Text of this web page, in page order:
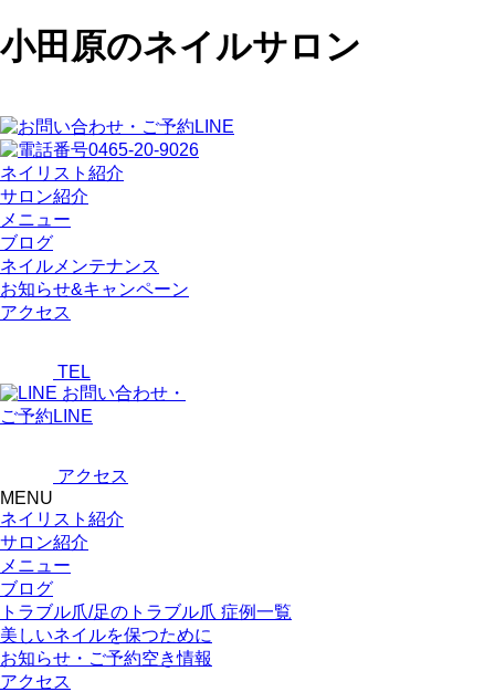
小田原のネイルサロン
ネイリスト紹介
サロン紹介
メニュー
ブログ
ネイルメンテナンス
お知らせ&キャンペーン
アクセス
TEL
お問い合わせ・
ご予約LINE
アクセス
MENU
ネイリスト紹介
サロン紹介
メニュー
ブログ
トラブル爪/足のトラブル爪 症例一覧
美しいネイルを保つために
お知らせ・ご予約空き情報
アクセス